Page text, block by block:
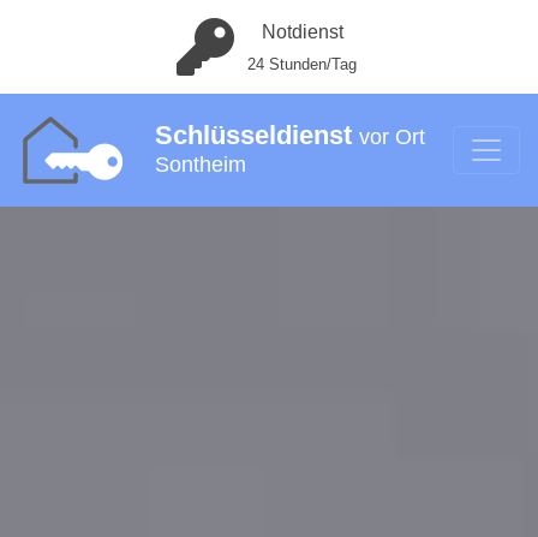
Notdienst
24 Stunden/Tag
Schlüsseldienst vor Ort
Sontheim